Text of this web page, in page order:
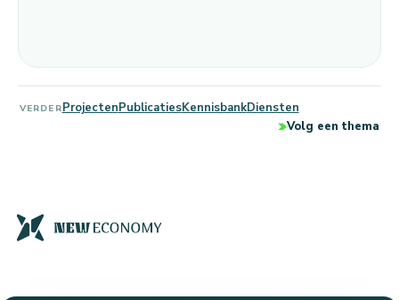
VERDERProjectenPublicatiesKennisbankDiensten
Volg een thema